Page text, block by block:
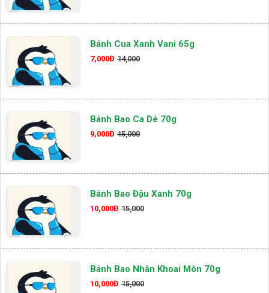
Bánh Cua Xanh Vani 65g
7,000Đ 14,000
Bánh Bao Ca Dé 70g
9,000Đ 15,000
Bánh Bao Đậu Xanh 70g
10,000Đ 15,000
Bánh Bao Nhân Khoai Môn 70g
10,000Đ 15,000